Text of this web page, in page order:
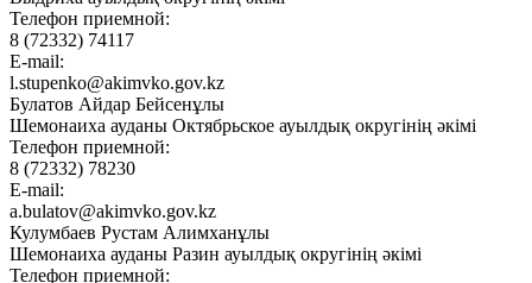
Телефон приемной:
8 (72332) 74117
E-mail:
l.stupenko@akimvko.gov.kz
Булатов Айдар Бейсенұлы
Шемонаиха ауданы Октябрьское ауылдық округінің әкімі
Телефон приемной:
8 (72332) 78230
E-mail:
a.bulatov@akimvko.gov.kz
Кулумбаев Рустам Алимханұлы
Шемонаиха ауданы Разин ауылдық округінің әкімі
Телефон приемной: